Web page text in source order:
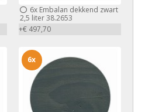
6xEmbalan dekkend zwart
2,5 liter 38.2653
+€ 497,70
6x